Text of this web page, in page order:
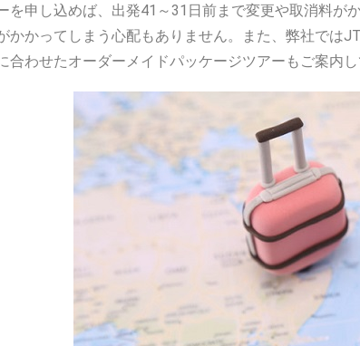
を申し込めば、出発41～31日前まで変更や取消料が
かかってしまう心配もありません。また、弊社では
合わせたオーダーメイドパッケージツアーもご案内し